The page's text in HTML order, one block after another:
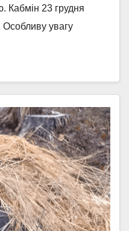
Кабмін 23 грудня
Особливу увагу